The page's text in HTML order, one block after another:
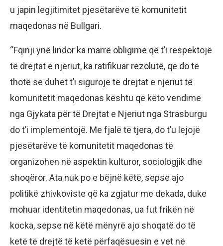
u japin legjitimitet pjesëtarëve të komunitetit
maqedonas në Bullgari.
“Fqinji ynë lindor ka marrë obligime që t’i respektojë
të drejtat e njeriut, ka ratifikuar rezolutë, që do të
thotë se duhet t’i sigurojë të drejtat e njeriut të
komunitetit maqedonas kështu që këto vendime
nga Gjykata për të Drejtat e Njeriut nga Strasburgu
do t’i implementojë. Me fjalë të tjera, do t’u lejojë
pjesëtarëve të komunitetit maqedonas të
organizohen në aspektin kulturor, sociologjik dhe
shoqëror. Ata nuk po e bëjnë këtë, sepse ajo
politikë zhivkoviste që ka zgjatur me dekada, duke
mohuar identitetin maqedonas, ua fut frikën në
kocka, sepse në këtë mënyrë ajo shoqatë do të
ketë të drejtë të ketë përfaqësuesin e vet në